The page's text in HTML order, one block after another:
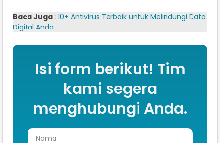
Baca Juga : 10+ Antivirus Terbaik untuk Melindungi Data
Digital Anda
Isi form berikut! Tim
kami segera
menghubungi Anda.